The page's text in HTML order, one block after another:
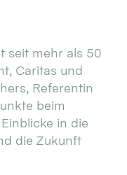
seit mehr als 50
Caritas und
Referentin
beim
in die
die Zukunft